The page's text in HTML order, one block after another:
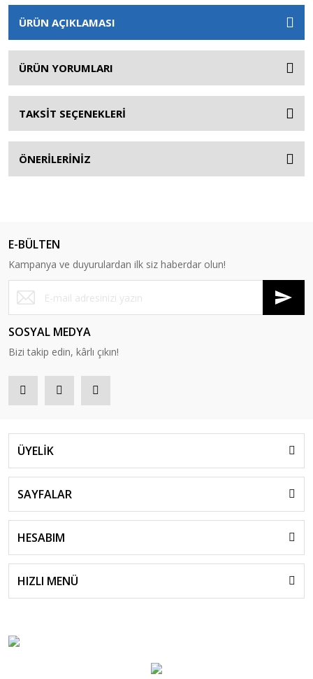
ÜRÜN AÇIKLAMASI
ÜRÜN YORUMLARI
TAKSİT SEÇENEKLERİ
ÖNERİLERİNİZ
E-BÜLTEN
Kampanya ve duyurulardan ilk siz haberdar olun!
SOSYAL MEDYA
Bizi takip edin, kârlı çıkın!
ÜYELİK
SAYFALAR
HESABIM
HIZLI MENÜ